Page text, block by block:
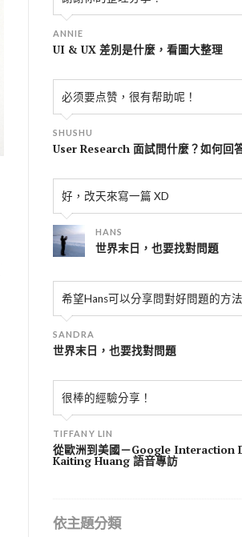
ANNIE
UI & UX 差別是什麼，看圖大整理
必须要点赞，很有帮助呢！
SHUSHU
User Research 面試問什麼？如何回
好，改天來寫一篇 XD
HANS
世界末日，也要找對問題
希望Hans可以分享問對好問題的方法
SANDRA
世界末日，也要找對問題
很棒的經驗分享！
TIFFANY LIN
從歐洲到美國－Google Interaction
Kaiting Huang 語音專訪
依主題分類